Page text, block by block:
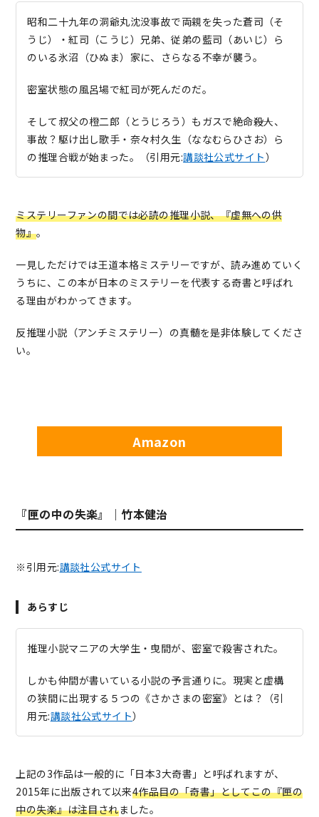
昭和二十九年の洞爺丸沈没事故で両親を失った蒼司（そ
うじ）・紅司（こうじ）兄弟、従弟の藍司（あいじ）ら
のいる氷沼（ひぬま）家に、さらなる不幸が襲う。
密室状態の風呂場で紅司が死んだのだ。
そして叔父の橙二郎（とうじろう）もガスで絶命――殺人、
事故？駆け出し歌手・奈々村久生（ななむらひさお）ら
の推理合戦が始まった。（引用元:講談社公式サイト）
ミステリーファンの間では必読の推理小説、『虚無への供
物』。
一見しただけでは王道本格ミステリーですが、読み進めていく
うちに、この本が日本のミステリーを代表する奇書と呼ばれ
る理由がわかってきます。
反推理小説（アンチミステリー）の真髄を是非体験してくださ
い。
Amazon
『匣の中の失楽』｜竹本健治
※引用元:講談社公式サイト
あらすじ
推理小説マニアの大学生・曳間が、密室で殺害された。
しかも仲間が書いている小説の予言通りに。現実と虚構
の狭間に出現する５つの《さかさまの密室》とは？（引
用元:講談社公式サイト）
上記の3作品は一般的に「日本3大奇書」と呼ばれますが、
2015年に出版されて以来4作品目の「奇書」としてこの『匣の
中の失楽』は注目されました。